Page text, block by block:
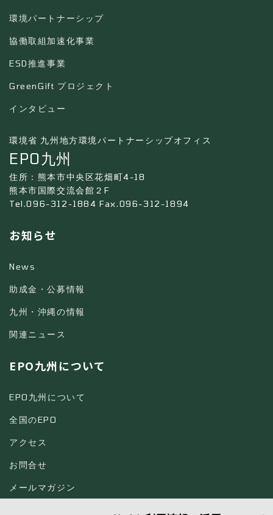
環境パートナーシップ
協働取組加速化事業
ESD推進事業
GreenGift プロジェクト
インタビュー
環境省 九州地方環境パートナーシップオフィス
EPO九州
住所：熊本市中央区花畑町4-18
熊本市国際交流会館２F
Tel.096-312-1884 Fax.096-312-1894
お知らせ
News
助成金・公募情報
九州・沖縄の情報
関連ニュース
EPO九州について
EPO九州について
全国のEPO
アクセス
お問合せ
メールマガジン